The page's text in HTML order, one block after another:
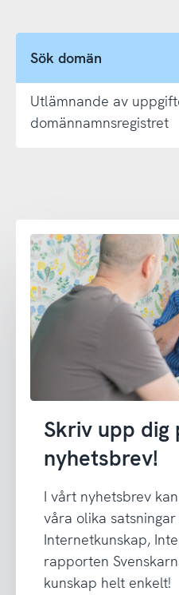
Sök domän
Utlämnande av
domännamnsregistret
Skriv upp dig
nyhetsbrev!
I vårt nyhetsbrev
våra olika
Internetkunskap,
rapporten
kunskap helt enkelt!